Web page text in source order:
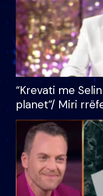
“Krevati me
planet”/ Miri
bukura në
mungojë zilja e